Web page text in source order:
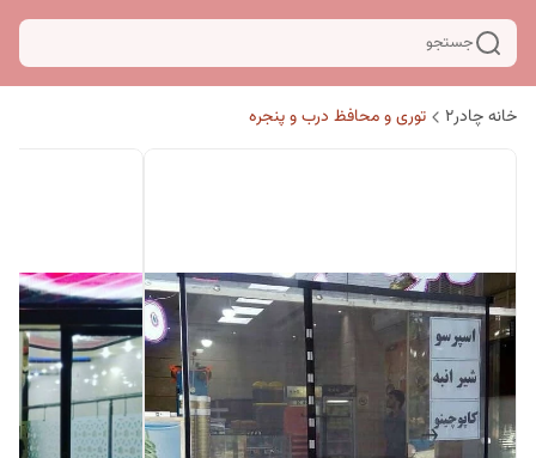
جستجو
خانه چادر۲ توری و محافظ درب و پنجره